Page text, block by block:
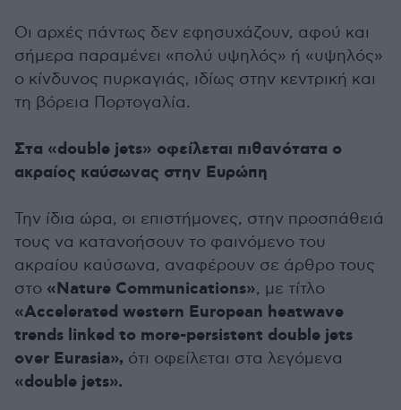
Οι αρχές πάντως δεν εφησυχάζουν, αφού και
σήμερα παραμένει «πολύ υψηλός» ή «υψηλός»
ο κίνδυνος πυρκαγιάς, ιδίως στην κεντρική και
τη βόρεια Πορτογαλία.
Στα «double jets» οφείλεται πιθανότατα ο
ακραίος καύσωνας στην Ευρώπη
Την ίδια ώρα, οι επιστήμονες, στην προσπάθειά
τους να κατανοήσουν το φαινόμενο του
ακραίου καύσωνα, αναφέρουν σε άρθρο τους
στο «Nature Communications», με τίτλο
«Accelerated western European heatwave
trends linked to more-persistent double jets
over Eurasia», ότι οφείλεται στα λεγόμενα
«double jets».